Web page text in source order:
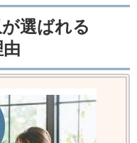
選ばれる
由